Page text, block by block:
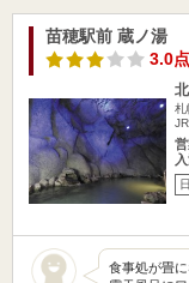
苗穂駅前 蔵ノ湯
3.0点
札
食事処が畳